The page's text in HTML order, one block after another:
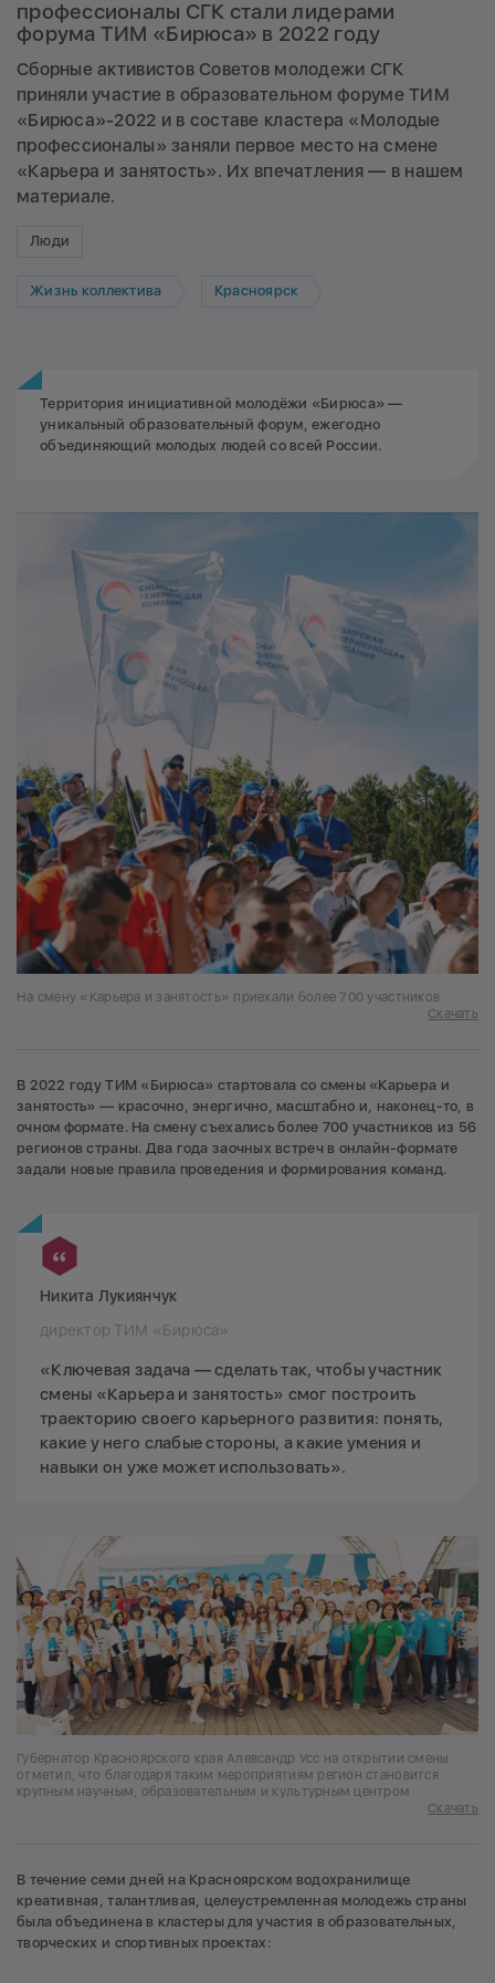
профессионалы СГК стали лидерами
форума ТИМ «Бирюса» в 2022 году
Сборные активистов Советов молодежи СГК
приняли участие в образовательном форуме ТИМ
«Бирюса»-2022 и в составе кластера «Молодые
профессионалы» заняли первое место на смене
«Карьера и занятость». Их впечатления — в нашем
материале.
Люди
Жизнь коллектива Красноярск
Территория инициативной молодёжи «Бирюса» —
уникальный образовательный форум, ежегодно
объединяющий молодых людей со всей России.
На смену «Карьера и занятость» приехали более 700 участников
Скачать
В 2022 году ТИМ «Бирюса» стартовала со смены «Карьера и
занятость» — красочно, энергично, масштабно и, наконец-то, в
очном формате. На смену съехались более 700 участников из 56
регионов страны. Два года заочных встреч в онлайн-формате
задали новые правила проведения и формирования команд.
Никита Лукиянчук
директор ТИМ «Бирюса»
«Ключевая задача — сделать так, чтобы участник
смены «Карьера и занятость» смог построить
траекторию своего карьерного развития: понять,
какие у него слабые стороны, а какие умения и
навыки он уже может использовать».
Губернатор Красноярского края Алевсандр Усс на открытии смены
отметил, что благодаря таким мероприятиям регион становится
крупным научным, образовательным и культурным центром
Скачать
В течение семи дней на Красноярском водохранилище
креативная, талантливая, целеустремленная молодежь страны
была объединена в кластеры для участия в образовательных,
творческих и спортивных проектах: